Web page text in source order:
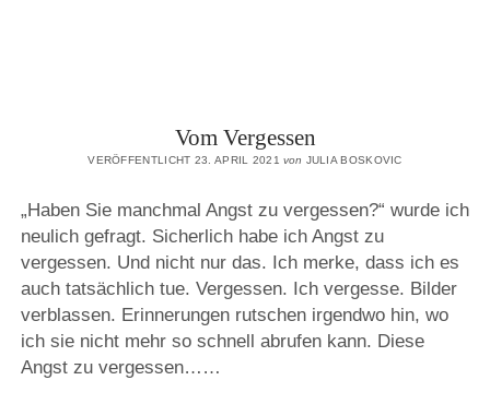
Vom Vergessen
VERÖFFENTLICHT 23. APRIL 2021von JULIA BOSKOVIC
„Haben Sie manchmal Angst zu vergessen?“ wurde ich
neulich gefragt. Sicherlich habe ich Angst zu
vergessen. Und nicht nur das. Ich merke, dass ich es
auch tatsächlich tue. Vergessen. Ich vergesse. Bilder
verblassen. Erinnerungen rutschen irgendwo hin, wo
ich sie nicht mehr so schnell abrufen kann. Diese
Angst zu vergessen……